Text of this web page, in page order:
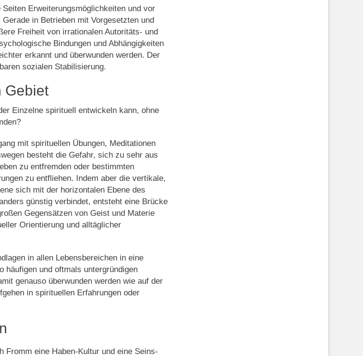
Erweiterungsmöglichkeiten und vor
in Betrieben mit Vorgesetzten und
Freiheit von irrationalen Autoritäts- und
Bindungen und Abhängigkeiten
erkannt und überwunden werden. Der
sozialen Stabilisierung.
Gebiet
Einzelne spirituell entwickeln kann, ohne
mit spirituellen Übungen, Meditationen
besteht die Gefahr, sich zu sehr aus
zu entfremden oder bestimmten
zu entfliehen. Indem aber die vertikale,
sich mit der horizontalen Ebene des
günstig verbindet, entsteht eine Brücke
Gegensätzen von Geist und Materie
Orientierung und alltäglicher
in allen Lebensbereichen in eine
häufigen und oftmals untergründigen
genauso überwunden werden wie auf der
in spirituellen Erfahrungen oder
Fromm eine Haben-Kultur und eine Seins-